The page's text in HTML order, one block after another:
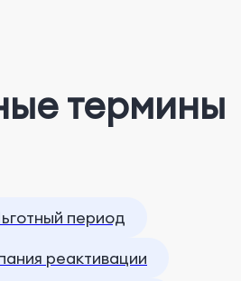
термины
период
реактивации